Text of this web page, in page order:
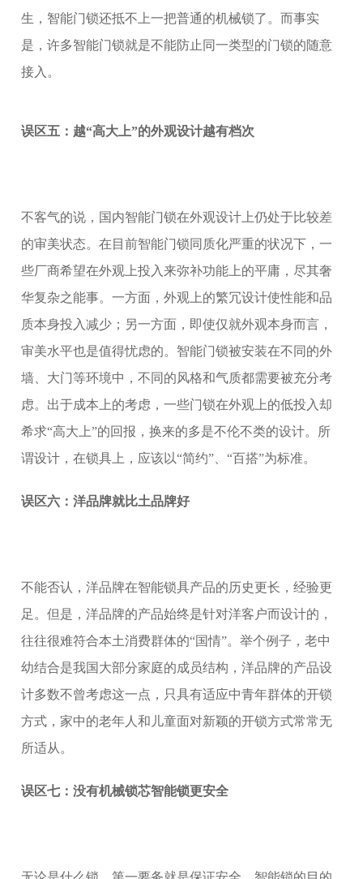
生，智能门锁还抵不上一把普通的机械锁了。而事实
是，许多智能门锁就是不能防止同一类型的门锁的随意
接入。
误区五：越“高大上”的外观设计越有档次
不客气的说，国内智能门锁在外观设计上仍处于比较差
的审美状态。在目前智能门锁同质化严重的状况下，一
些厂商希望在外观上投入来弥补功能上的平庸，尽其奢
华复杂之能事。一方面，外观上的繁冗设计使性能和品
质本身投入减少；另一方面，即使仅就外观本身而言，
审美水平也是值得忧虑的。智能门锁被安装在不同的外
墙、大门等环境中，不同的风格和气质都需要被充分考
虑。出于成本上的考虑，一些门锁在外观上的低投入却
希求“高大上”的回报，换来的多是不伦不类的设计。所
谓设计，在锁具上，应该以“简约”、“百搭”为标准。
误区六：洋品牌就比土品牌好
不能否认，洋品牌在智能锁具产品的历史更长，经验更
足。但是，洋品牌的产品始终是针对洋客户而设计的，
往往很难符合本土消费群体的“国情”。举个例子，老中
幼结合是我国大部分家庭的成员结构，洋品牌的产品设
计多数不曾考虑这一点，只具有适应中青年群体的开锁
方式，家中的老年人和儿童面对新颖的开锁方式常常无
所适从。
误区七：没有机械锁芯智能锁更安全